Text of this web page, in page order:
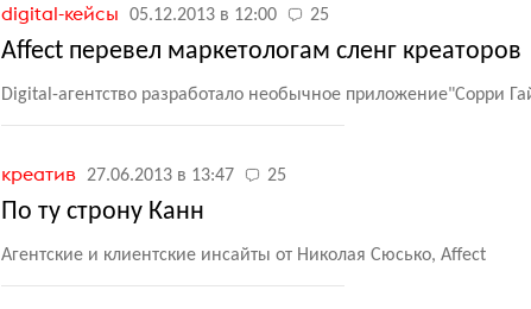
digital-кейсы 05.12.2013 в 12:00 25
Affect перевел маркетологам сленг креаторов
Digital-агентство разработало необычное приложение"Сорри
креатив 27.06.2013 в 13:47 25
По ту строну Канн
Агентские и клиентские инсайты от Николая Сюсько, Affect